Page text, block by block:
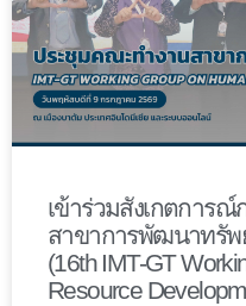
เข้าร่วมสังเกตการ
สาขาการพัฒนาทรัพ
(16th IMT-GT
Resource